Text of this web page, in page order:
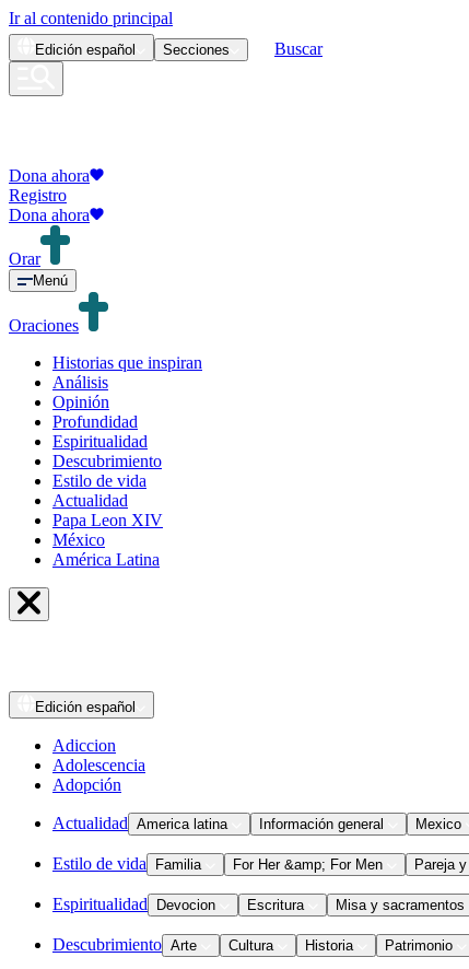
Ir al contenido principal
Edición español Secciones Buscar
Dona ahora
Registro
Dona ahora
Orar
Menú
Oraciones
Historias que inspiran
Análisis
Opinión
Profundidad
Espiritualidad
Descubrimiento
Estilo de vida
Actualidad
Papa Leon XIV
México
América Latina
Edición español
Adiccion
Adolescencia
Adopción
Actualidad America latina Información general Mexico
Estilo de vida Familia For Her &amp; For Men Pareja
Espiritualidad Devocion Escritura Misa y sacramentos
Descubrimiento Arte Cultura Historia Patrimonio